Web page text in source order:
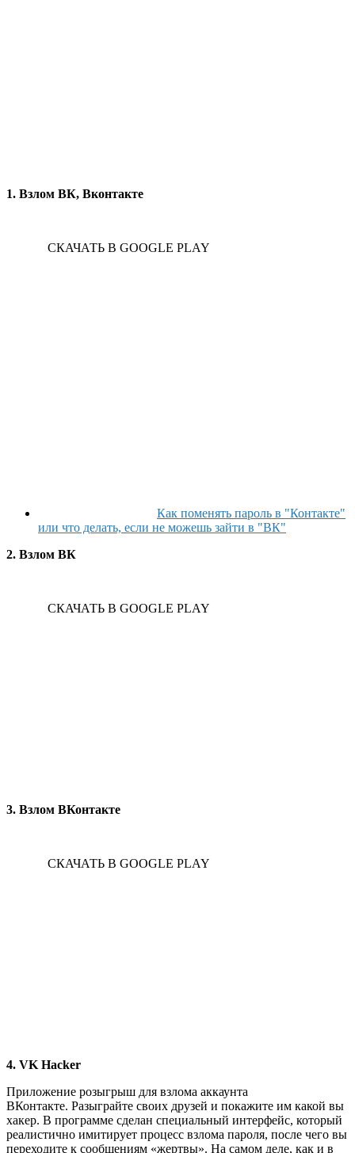
1. Взлом ВК, Вконтакте
СКАЧАТЬ В GOOGLE PLAY
Как поменять пароль в "Контакте"
или что делать, если не можешь зайти в "ВК"
2. Взлом ВК
СКАЧАТЬ В GOOGLE PLAY
3. Взлом ВКонтакте
СКАЧАТЬ В GOOGLE PLAY
4. VK Hacker
Приложение розыгрыш для взлома аккаунта
ВКонтакте. Разыграйте своих друзей и покажите им какой вы
хакер. В программе сделан специальный интерфейс, который
реалистично имитирует процесс взлома пароля, после чего вы
переходите к сообщениям «жертвы». На самом деле, как и в